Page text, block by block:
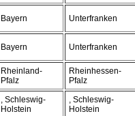
Bayern Unterfranken
Bayern Unterfranken
Rheinland-
Pfalz
Rheinhessen-
Pfalz
, Schleswig-
Holstein
, Schleswig-
Holstein